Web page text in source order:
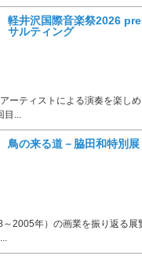
軽井沢国際音楽祭2026
サルティング
ーティストによる演奏を楽し
目...
鳥の来る道－脇田和特別展
2005年）の画業を振り返る展